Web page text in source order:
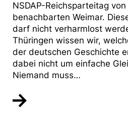
NSDAP-Reichsparteitag
benachbarten Weimar.
darf nicht verharmlost
Thüringen wissen wir,
der deutschen Geschichte
dabei nicht um einfache
Niemand muss…